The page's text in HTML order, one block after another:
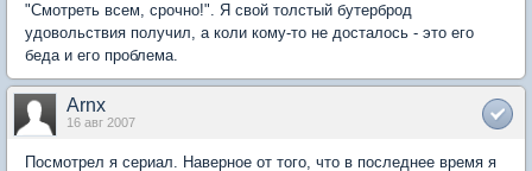
"Смотреть всем, срочно!". Я свой толстый бутерброд
удовольствия получил, а коли кому-то не досталось - это его
беда и его проблема.
Arnx
16 авг 2007
Посмотрел я сериал. Наверное от того, что в последнее время я